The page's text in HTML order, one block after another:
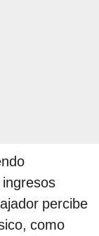
percibe
como